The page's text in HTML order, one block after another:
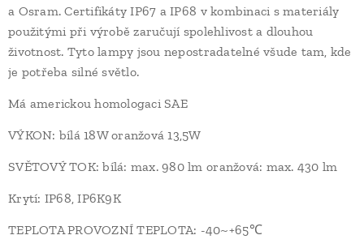
a Osram. Certifikáty IP67 a IP68 v kombinaci s materiály
použitými při výrobě zaručují spolehlivost a dlouhou
životnost. Tyto lampy jsou nepostradatelné všude tam, kde
je potřeba silné světlo.
Má americkou homologaci SAE
VÝKON: bílá 18W oranžová 13,5W
SVĚTOVÝ TOK: bílá: max. 980 lm oranžová: max. 430 lm
Krytí: IP68, IP6K9K
TEPLOTA PROVOZNÍ TEPLOTA: -40~+65℃